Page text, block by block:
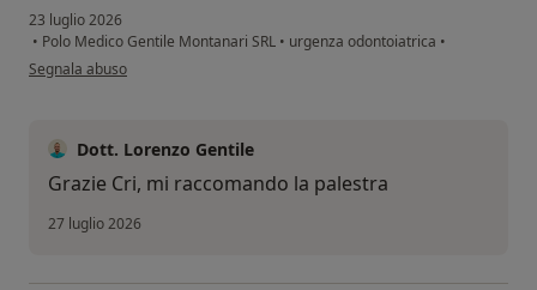
23 luglio 2026
• Polo Medico Gentile Montanari SRL • urgenza odontoiatrica •
secondo l'opinione dell'utente Semionova Cristina
Segnala abuso
Dott. Lorenzo Gentile
Grazie Cri, mi raccomando la palestra
27 luglio 2026